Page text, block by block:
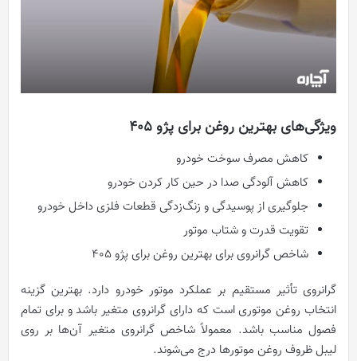
ویژگی‌های بهترین روغن برای پژو ۴۰۵
کاهش مصرف سوخت خودرو
کاهش آلودگی صدا در حین کار کردن خودرو
جلوگیری از پوسیدگی و زنگ‌زدگی قطعات فلزی داخل خودرو
تقویت قدرت و شتاب موتور
شاخص گرانروی برای بهترین روغن برای پژو ۴۰۵
گرانروی تأثیر مستقیم بر عملکرد موتور خودرو دارد. بهترین گزینه
انتخاب روغن موتوری است که دارای گرانروی متغیر باشد و برای تمام
فصول مناسب باشد. معمولاً شاخص گرانروی متغیر آن‌ها بر روی
لیبل ظروف روغن موتورها درج می‌شوند.